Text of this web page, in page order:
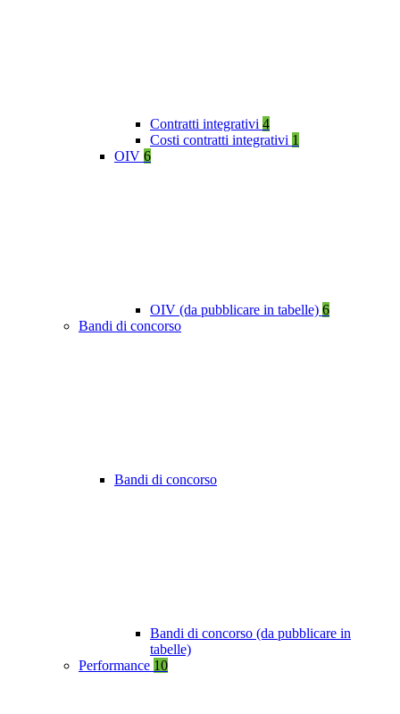
Contratti integrativi 4
Costi contratti integrativi 1
OIV 6
OIV (da pubblicare in tabelle) 6
Bandi di concorso
Bandi di concorso
Bandi di concorso (da pubblicare in
tabelle)
Performance 10